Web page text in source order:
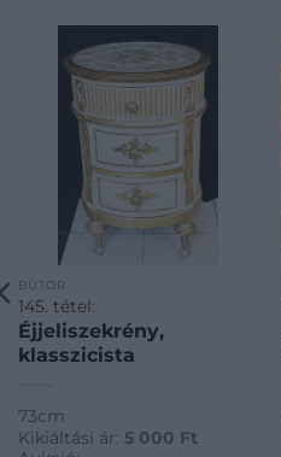
BÚTOR
145. tétel:
Éjjeliszekrény,
klasszicista
73cm
Kikiáltási ár: 5 000 Ft